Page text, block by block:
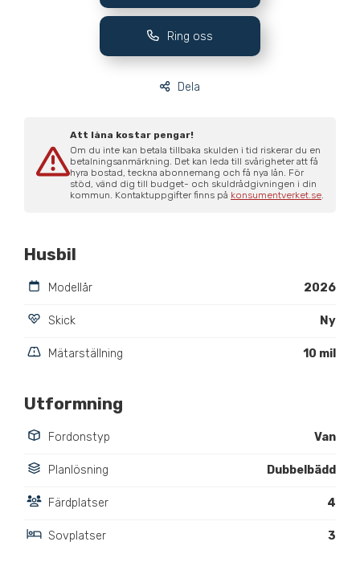
Ring oss
Dela
Att låna kostar pengar!
Om du inte kan betala tillbaka skulden i tid riskerar du en
betalningsanmärkning. Det kan leda till svårigheter att få
hyra bostad, teckna abonnemang och få nya lån. För
stöd, vänd dig till budget- och skuldrådgivningen i din
kommun. Kontaktuppgifter finns på konsumentverket.se
Husbil
Modellår 2026
Skick Ny
Mätarställning 10 mil
Utformning
Fordonstyp Van
Planlösning Dubbelbädd
Färdplatser 4
Sovplatser 3